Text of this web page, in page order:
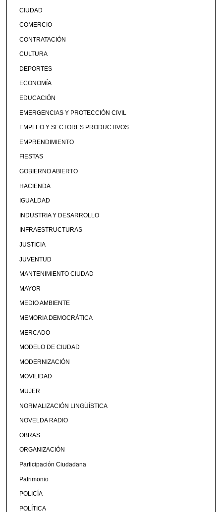
CIUDAD
COMERCIO
CONTRATACIÓN
CULTURA
DEPORTES
ECONOMÍA
EDUCACIÓN
EMERGENCIAS Y PROTECCIÓN CIVIL
EMPLEO Y SECTORES PRODUCTIVOS
EMPRENDIMIENTO
FIESTAS
GOBIERNO ABIERTO
HACIENDA
IGUALDAD
INDUSTRIA Y DESARROLLO
INFRAESTRUCTURAS
JUSTICIA
JUVENTUD
MANTENIMIENTO CIUDAD
MAYOR
MEDIO AMBIENTE
MEMORIA DEMOCRÁTICA
MERCADO
MODELO DE CIUDAD
MODERNIZACIÓN
MOVILIDAD
MUJER
NORMALIZACIÓN LINGÜÍSTICA
NOVELDA RADIO
OBRAS
ORGANIZACIÓN
Participación Ciudadana
Patrimonio
POLICÍA
POLÍTICA